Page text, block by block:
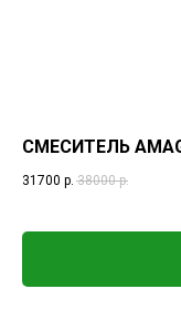
СМЕСИТЕЛЬ
31700 р. 38000 р.